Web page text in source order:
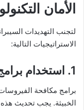
الأمان
لتجنب التهديدات
الاستراتيجيات التالية:
1. استخدام برامج مكافحة الفيروسات
برامج مكافحة
الخبيثة. يجب تحديث هذه